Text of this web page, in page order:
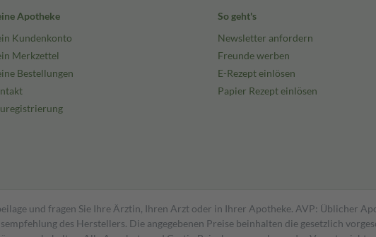
Apotheke
Kundenkonto
Merkzettel
Bestellungen
So geht's
Newsletter anfordern
Freunde werben
E-Rezept einlösen
Papier Rezept einlösen
und fragen Sie Ihre Ärztin, Ihren Arzt oder in Ihrer Apotheke. AVP: Üblicher
des Herstellers. Die angegebenen Preise beinhalten die gesetzlich